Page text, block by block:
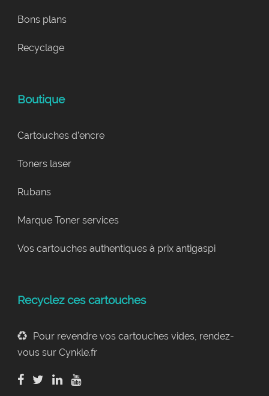
Bons plans
Recyclage
Boutique
Cartouches d’encre
Toners laser
Rubans
Marque Toner services
Vos cartouches authentiques à prix antigaspi
Recyclez ces cartouches
Pour revendre vos cartouches vides, rendez-
vous sur Cynkle.fr